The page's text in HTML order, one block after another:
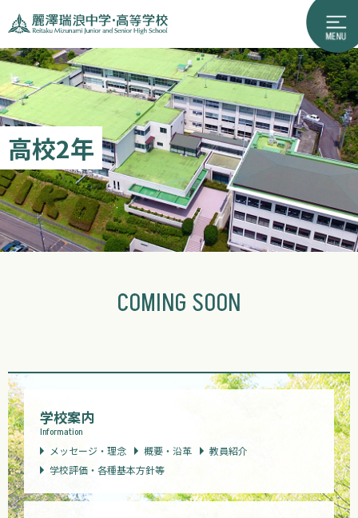
高校2年
COMING SOON
学校案内
Information
メッセージ・理念
概要・沿革
教員紹介
学校評価・各種基本方針等